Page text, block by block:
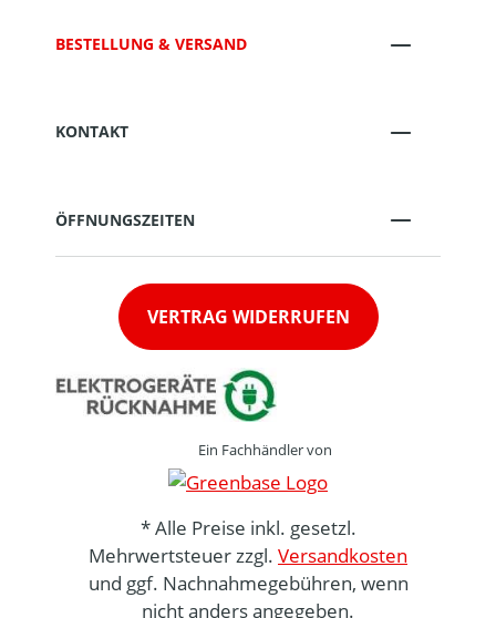
BESTELLUNG & VERSAND
KONTAKT
ÖFFNUNGSZEITEN
VERTRAG WIDERRUFEN
Ein Fachhändler von
* Alle Preise inkl. gesetzl.
Mehrwertsteuer zzgl. Versandkosten
und ggf. Nachnahmegebühren, wenn
nicht anders angegeben.